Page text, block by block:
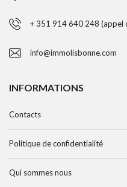
+ 351 914 640 248 (appel
info@immolisbonne.com
INFORMATIONS
Contacts
Politique de confidentialité
Qui sommes nous